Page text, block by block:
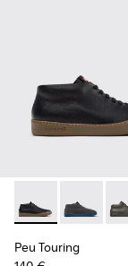
Peu Touring -
Peu
Peu Touring